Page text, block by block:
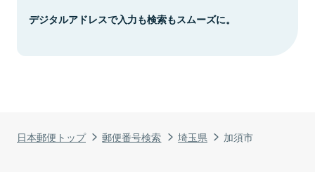
日本郵便トップ 郵便番号検索 埼玉県 加須市
デジタルアドレスで入力も検索もスムーズに。